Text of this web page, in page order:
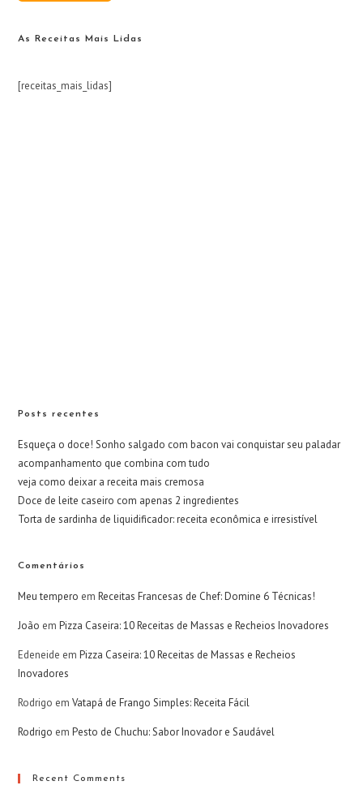
As Receitas Mais Lidas
[receitas_mais_lidas]
Posts recentes
Esqueça o doce! Sonho salgado com bacon vai conquistar seu paladar
acompanhamento que combina com tudo
veja como deixar a receita mais cremosa
Doce de leite caseiro com apenas 2 ingredientes
Torta de sardinha de liquidificador: receita econômica e irresistível
Comentários
Meu tempero emReceitas Francesas de Chef: Domine 6 Técnicas!
João emPizza Caseira: 10 Receitas de Massas e Recheios Inovadores
Edeneide emPizza Caseira: 10 Receitas de Massas e Recheios
Inovadores
Rodrigo emVatapá de Frango Simples: Receita Fácil
Rodrigo emPesto de Chuchu: Sabor Inovador e Saudável
Recent Comments